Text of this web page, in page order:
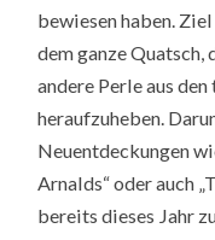
bewiesen haben.
dem ganze Quatsch,
andere Perle aus
heraufzuheben.
Neuentdeckungen
Arnalds“ oder auch
bereits dieses Jahr